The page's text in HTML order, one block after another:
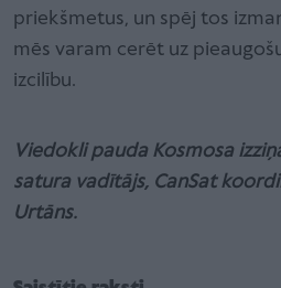
priekšmetus, un spēj tos
mēs varam cerēt uz
izcilību.
Viedokli pauda Kosmosa
satura vadītājs, CanSat
Urtāns.